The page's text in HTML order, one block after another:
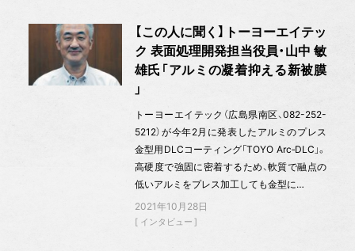
【この人に聞く】トーヨーエイテッ
ク 表面処理開発担当役員・山中 敏
雄氏「アルミの凝着抑える新被膜
」
トーヨーエイテック（広島県南区、082-252-
5212）が今年2月に発表したアルミのプレス
金型用DLCコーティング「TOYO Arc‐DLC」。
高硬度で強固に密着するため、軟質で融点の
低いアルミをプレス加工しても金型に…
2021年10月28日
インタビュー